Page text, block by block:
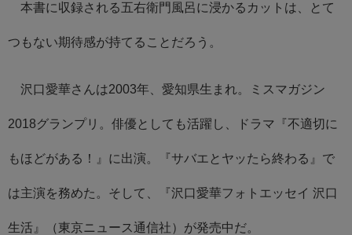
本書に収録される五右衛門風呂に浸かるカットは、とて
つもない期待感が持てることだろう。
沢口愛華さんは2003年、愛知県生まれ。ミスマガジン
2018グランプリ。俳優としても活躍し、ドラマ『不適切に
もほどがある！』に出演。『サバエとヤッたら終わる』で
は主演を務めた。そして、『沢口愛華フォトエッセイ 沢口
生活』（東京ニュース通信社）が発売中だ。